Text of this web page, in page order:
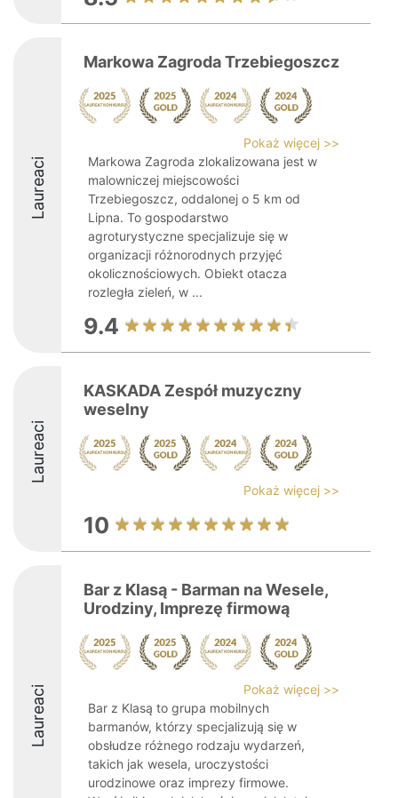
Laureaci
Markowa Zagroda Trzebiegoszcz
Pokaż więcej >>
Markowa Zagroda zlokalizowana jest w
malowniczej miejscowości
Trzebiegoszcz, oddalonej o 5 km od
Lipna. To gospodarstwo
agroturystyczne specjalizuje się w
organizacji różnorodnych przyjęć
okolicznościowych. Obiekt otacza
rozległa zieleń, w ...
9.4
Laureaci
KASKADA Zespół muzyczny
weselny
Pokaż więcej >>
10
Laureaci
Bar z Klasą - Barman na Wesele,
Urodziny, Imprezę firmową
Pokaż więcej >>
Bar z Klasą to grupa mobilnych
barmanów, którzy specjalizują się w
obsłudze różnego rodzaju wydarzeń,
takich jak wesela, uroczystości
urodzinowe oraz imprezy firmowe.